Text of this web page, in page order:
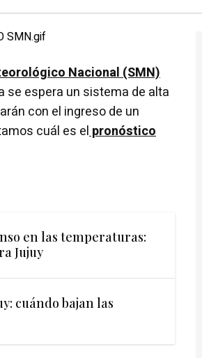
Nacional (SMN)
se espera un sistema de alta
con el ingreso de un
cuál es elpronóstico
en las temperaturas:
Jujuy
cuándo bajan las